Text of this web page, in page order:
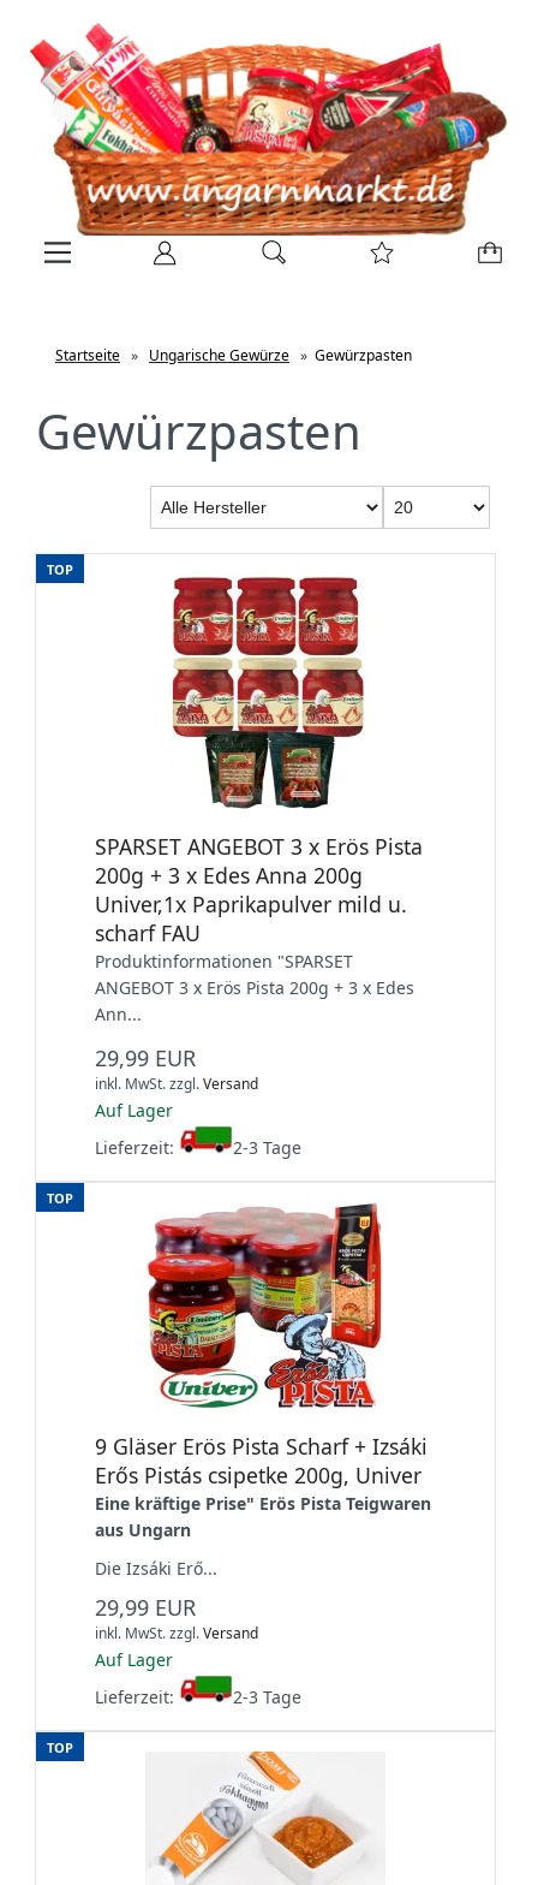
Startseite » Ungarische Gewürze » Gewürzpasten
Gewürzpasten
TOP
SPARSET ANGEBOT 3 x Erös Pista
200g + 3 x Edes Anna 200g
Univer,1x Paprikapulver mild u.
scharf FAU
Produktinformationen "SPARSET
ANGEBOT 3 x Erös Pista 200g + 3 x Edes
Ann...
29,99 EUR
inkl. MwSt.zzgl.Versand
Auf Lager
Lieferzeit:
2-3 Tage
TOP
9 Gläser Erös Pista Scharf + Izsáki
Erős Pistás csipetke 200g, Univer
Eine kräftige Prise" Erös Pista Teigwaren
aus Ungarn
Die Izsáki Erő...
29,99 EUR
inkl. MwSt.zzgl.Versand
Auf Lager
Lieferzeit:
2-3 Tage
TOP